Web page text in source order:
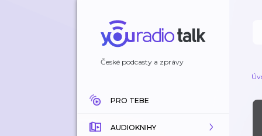
České podcasty a zprávy
PRO TEBE
AUDIOKNIHY